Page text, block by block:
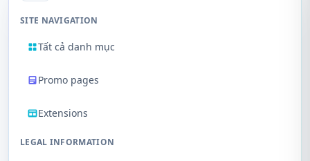
SITE NAVIGATION
Tất cả danh mục
Promo pages
Extensions
LEGAL INFORMATION